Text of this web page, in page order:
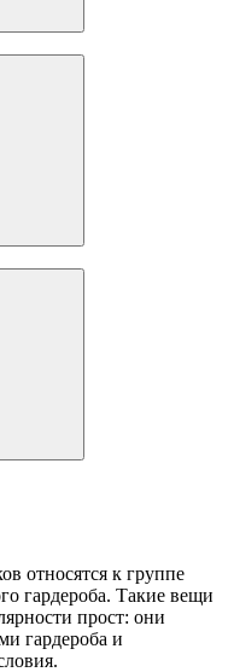
относятся к группе
гардероба. Такие вещи
прост: они
гардероба и